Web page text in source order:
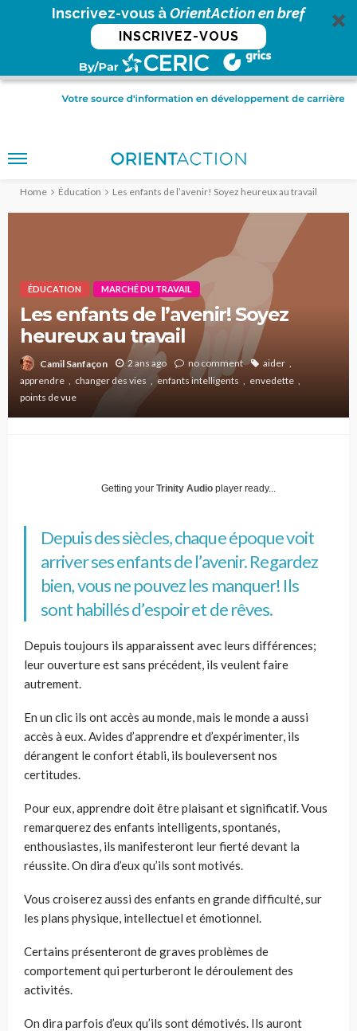
Inscrivez-vous àOrientAction en bref
INSCRIVEZ-VOUS
Home Éducation Les enfants de l’avenir! Soyez heureux au travail
ÉDUCATION MARCHÉ DU TRAVAIL
Les enfants de l’avenir! Soyez
heureux au travail
Camil Sanfaçon 2 ans ago no comment
aider
apprendre
changer des vies enfants intelligents
envedette
points de vue
Getting your Trinity Audio player ready...
Depuis des siècles, chaque époque voit
arriver ses enfants de l’avenir. Regardez
bien, vous ne pouvez les manquer! Ils
sont habillés d’espoir et de rêves.
Depuis toujours ils apparaissent avec leurs différences;
leur ouverture est sans précédent, ils veulent faire
autrement.
En un clic ils ont accès au monde, mais le monde a aussi
accès à eux. Avides d’apprendre et d’expérimenter, ils
dérangent le confort établi, ils bouleversent nos
certitudes.
Pour eux, apprendre doit être plaisant et significatif. Vous
remarquerez des enfants intelligents, spontanés,
enthousiastes, ils manifesteront leur fierté devant la
réussite. On dira d’eux qu’ils sont motivés.
Vous croiserez aussi des enfants en grande difficulté, sur
les plans physique, intellectuel et émotionnel.
Certains présenteront de graves problèmes de
comportement qui perturberont le déroulement des
activités.
On dira parfois d’eux qu’ils sont démotivés. Ils auront